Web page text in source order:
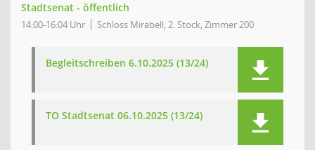
Stadtsenat - öffentlich
14:00-16:04 Uhr Schloss Mirabell, 2. Stock, Zimmer 200
Begleitschreiben 6.10.2025 (13/24)
TO Stadtsenat 06.10.2025 (13/24)